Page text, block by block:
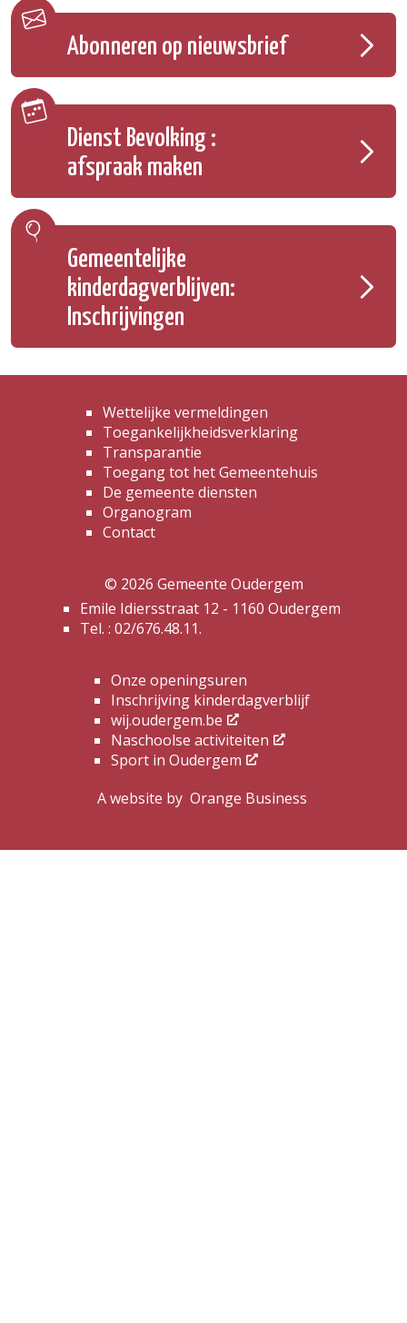
Abonneren op nieuwsbrief
Dienst Bevolking :
afspraak maken
Gemeentelijke
kinderdagverblijven:
Inschrijvingen
Wettelijke vermeldingen
Toegankelijkheidsverklaring
Transparantie
Toegang tot het Gemeentehuis
De gemeente diensten
Organogram
Contact
© 2026 Gemeente Oudergem
Emile Idiersstraat 12 - 1160 Oudergem
Tel. : 02/676.48.11.
Onze openingsuren
Inschrijving kinderdagverblijf
wij.oudergem.be
Naschoolse activiteiten
Sport in Oudergem
A website by Orange Business